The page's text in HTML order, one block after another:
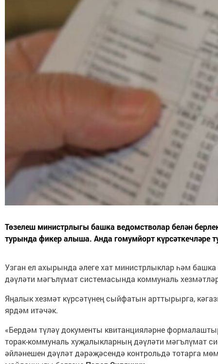
Төзелеш министрлыгы башка ведомстволар белән
турында фикер алыша. Анда гомумйорт күрсәткечләре
Узган ел ахырында әлеге хат министрлыклар һәм
дәүләти мәгълүмат системасында коммуналь
Яңалык хезмәт күрсәтүнең сыйфатын арттырырга,
ярдәм итәчәк.
«Бердәм түләү документы квитанцияләрне
торак-коммуналь хуҗалыкларның дәүләти мәгълүмат
әйләнешен дәүләт дәрәҗәсендә контрольдә тотарга